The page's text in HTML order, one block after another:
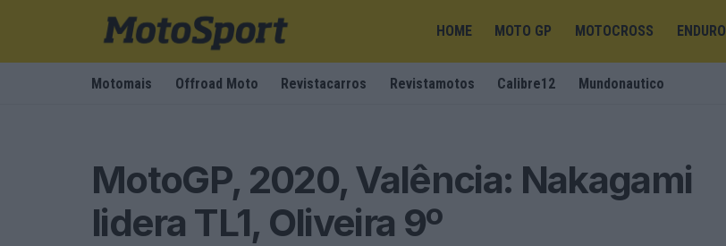
HOME MOTO GP MOTOCROSS ENDURO
Motomais Offroad Moto Revistacarros Revistamotos Calibre12 Mundonautico
MotoGP, 2020, Valência: Nakagami
lidera TL1, Oliveira 9º